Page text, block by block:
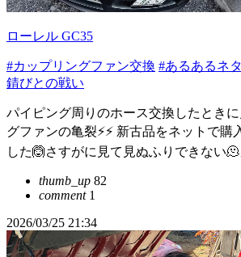
ローレル GC35
#カップリングファン交換 #あるあるネタ
錆びとの戦い
パイピング周りのホース交換したとき
グファンの亀裂⚡⚡ 新古品をネットで購
した🙆さすがに見て見ぬふりできない
thumb_up 82
comment1
2026/03/25 21:34